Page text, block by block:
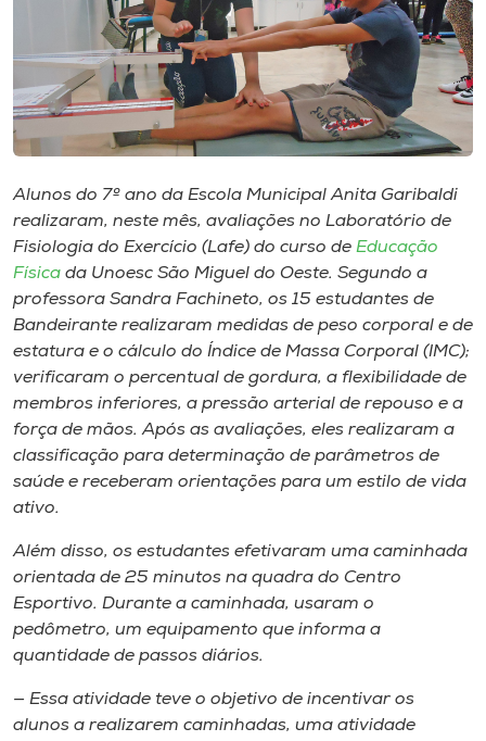
Museu
Unoesc
Store
Selecione
A+
A-
Alunos do 7º ano da Escola Municipal Anita Garibaldi
realizaram, neste mês, avaliações no Laboratório de
Fisiologia do Exercício (Lafe) do curso de Educação
Física da Unoesc São Miguel do Oeste. Segundo a
professora Sandra Fachineto, os 15 estudantes de
Bandeirante realizaram medidas de peso corporal e de
estatura e o cálculo do Índice de Massa Corporal (IMC);
verificaram o percentual de gordura, a flexibilidade de
membros inferiores, a pressão arterial de repouso e a
força de mãos. Após as avaliações, eles realizaram a
classificação para determinação de parâmetros de
saúde e receberam orientações para um estilo de vida
ativo.
Além disso, os estudantes efetivaram uma caminhada
orientada de 25 minutos na quadra do Centro
Esportivo. Durante a caminhada, usaram o
pedômetro, um equipamento que informa a
quantidade de passos diários.
— Essa atividade teve o objetivo de incentivar os
alunos a realizarem caminhadas, uma atividade